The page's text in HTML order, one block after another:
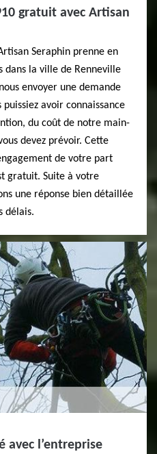
gratuit avec Artisan
Seraphin prenne en
dans la ville de Renneville
envoyer une demande
avoir connaissance
du coût de notre main-
devez prévoir. Cette
de votre part
gratuit. Suite à votre
une réponse bien détaillée
délais.
avec l’entreprise